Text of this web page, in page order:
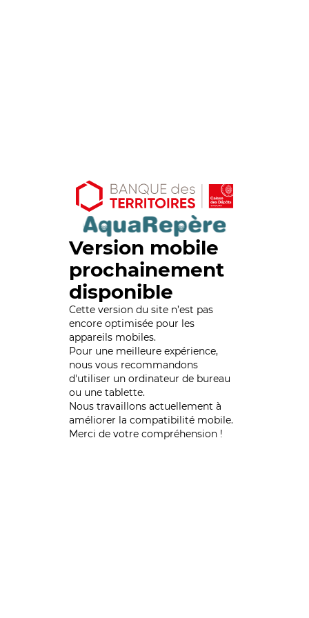
Version mobile
prochainement
disponible
Cette version du site n’est pas
encore optimisée pour les
appareils mobiles.
Pour une meilleure expérience,
nous vous recommandons
d'utiliser un ordinateur de bureau
ou une tablette.
Nous travaillons actuellement à
améliorer la compatibilité mobile.
Merci de votre compréhension !